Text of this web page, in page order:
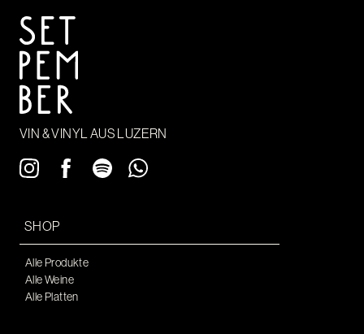
VIN & VINYL AUS LUZERN
SHOP
Alle Produkte
Alle Weine
Alle Platten